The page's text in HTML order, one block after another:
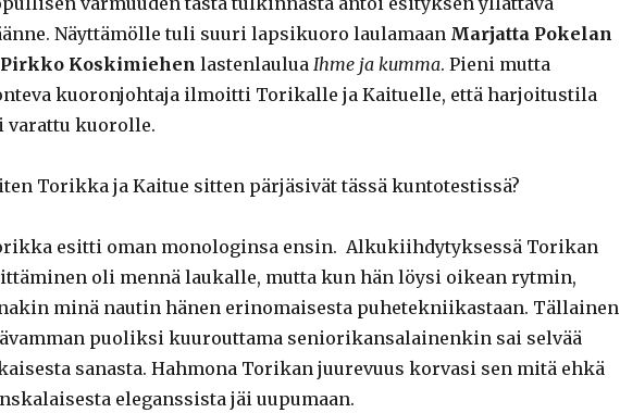
Näyttämölle tuli suuri lapsikuoro laulamaan Marjatta Pokelan
Pirkko Koskimiehen lastenlaulua Ihme ja kumma. Pieni mutta
kuoronjohtaja ilmoitti Torikalle ja Kaituelle, että harjoitustila
varattu kuorolle.
Torikka ja Kaitue sitten pärjäsivät tässä kuntotestissä?
esitti oman monologinsa ensin. Alkukiihdytyksessä Torikan
oli mennä laukalle, mutta kun hän löysi oikean rytmin,
minä nautin hänen erinomaisesta puhetekniikastaan. Tällainen
puoliksi kuurouttama seniorikansalainenkin sai selvää
sanasta. Hahmona Torikan juurevuus korvasi sen mitä ehkä
eleganssista jäi uupumaan.